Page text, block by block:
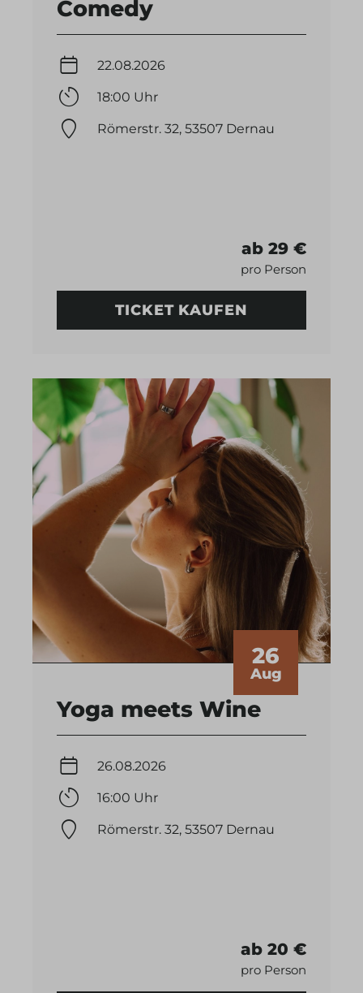
Comedy
22.08.2026
18:00 Uhr
Römerstr. 32, 53507 Dernau
ab 29 €
pro Person
TICKET KAUFEN
26
Aug
Yoga meets Wine
26.08.2026
16:00 Uhr
Römerstr. 32, 53507 Dernau
ab 20 €
pro Person